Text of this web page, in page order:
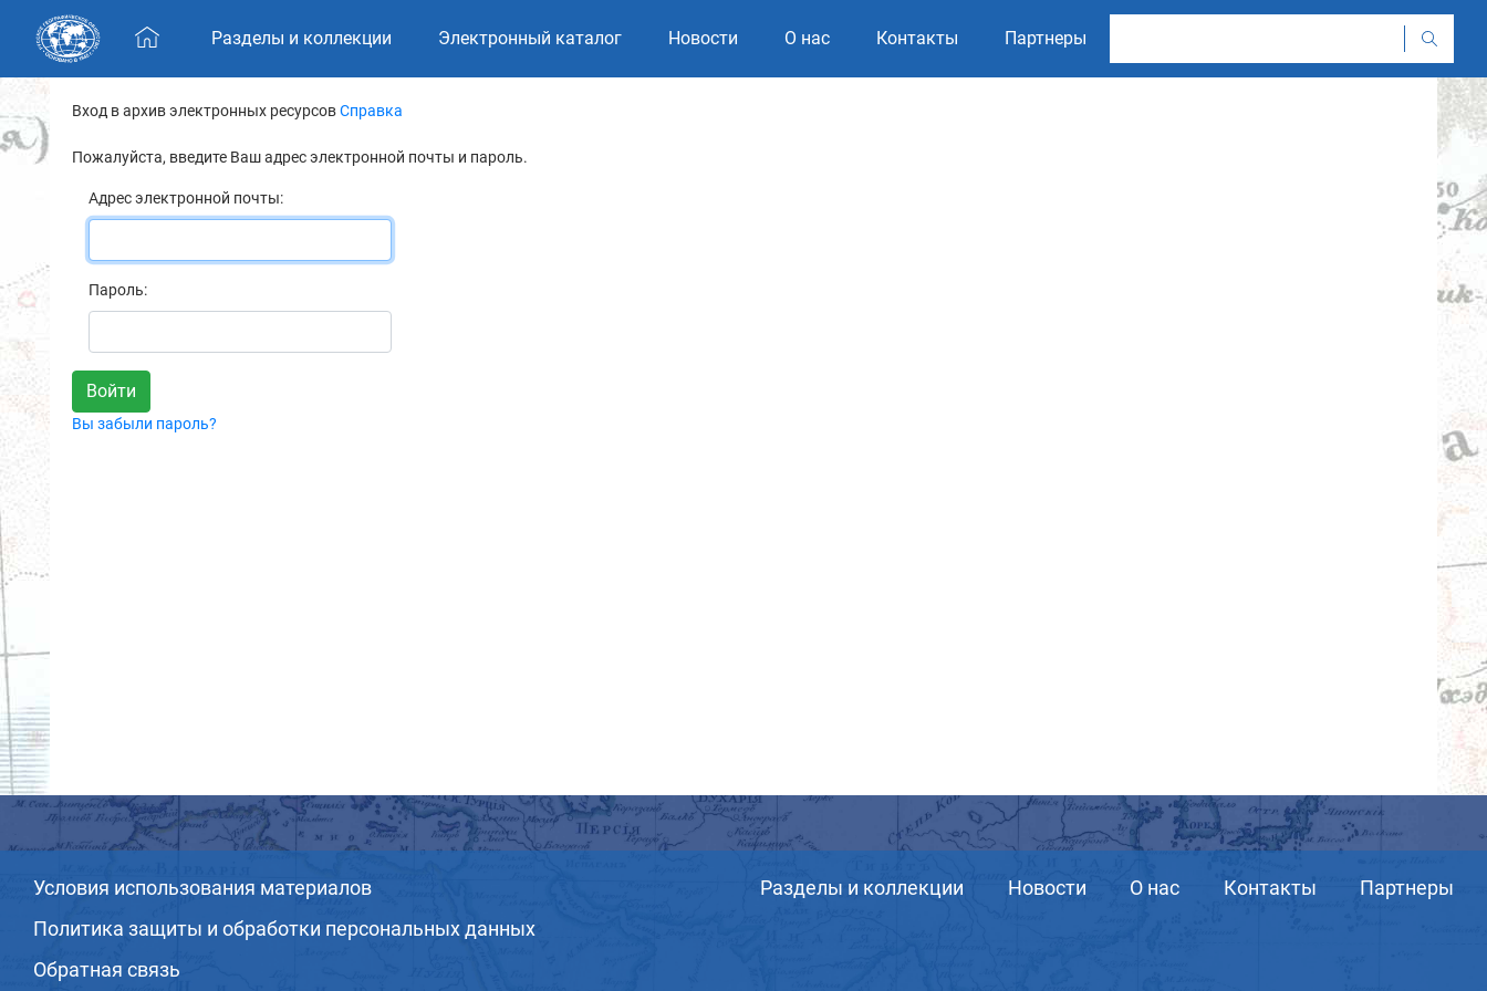
Skip navigation
Разделы и коллекции Электронный каталог Новости О нас Контакты Партнеры
Вход в архив электронных ресурсовСправка
Пожалуйста, введите Ваш адрес электронной почты и пароль.
Адрес электронной почты:
Пароль:
Вы забыли пароль?
Условия использования материалов
Политика защиты и обработки персональных данных
Обратная связь
Разделы и коллекции Новости О нас Контакты Партнеры